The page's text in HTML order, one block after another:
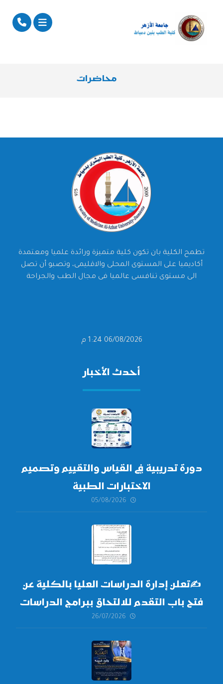
محاضرات
تطمح الكلية بان تكون كلية متميزة ورائدة علميا ومعتمدة
أكاديميا على المستوى المحلى والاقليمى، وتصبو أن تصل
الى مستوى تنافسى عالميا فى مجال الطب والجراحة
06/08/2026 1:24 م
أحدث الأخبار
دورة تدريبية في القياس والتقييم وتصميم
الاختبارات الطبية
05/08/2026
✍تعلن إدارة الدراسات العليا بالكلية عن
فتح باب التقدم للالتحاق ببرامج الدراسات
العليا لدورة
أكتوبر 2026،
26/07/2026